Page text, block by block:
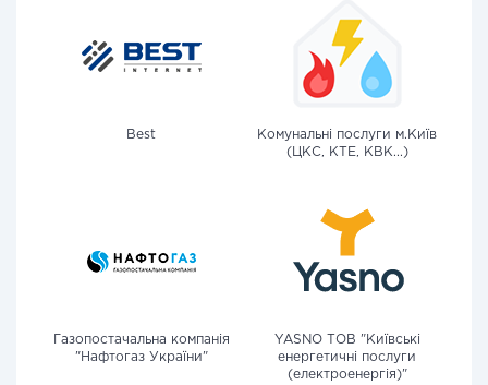
Best
Комунальні послуги м.Київ
(ЦКС, КТЕ, КВК...)
Газопостачальна компанія
"Нафтогаз України"
YASNO ТОВ "Київські
енергетичні послуги
(електроенергія)"